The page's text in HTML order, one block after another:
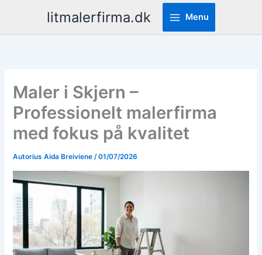
turinio
litmalerfirma.dk Menu
Maler i Skjern –
Professionelt malerfirma
med fokus på kvalitet
Autorius Aida Breiviene/01/07/2026